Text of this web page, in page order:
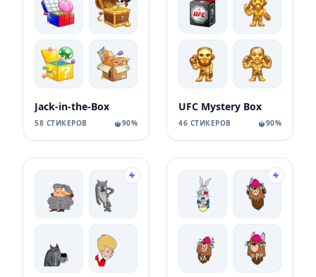
Jack-in-the-Box
58 СТИКЕРОВ 90%
UFC Mystery Box
46 СТИКЕРОВ 90%